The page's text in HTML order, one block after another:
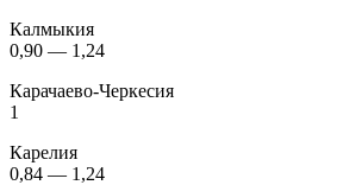
Калмыкия
0,90 — 1,24
Карачаево-Черкесия
1
Карелия
0,84 — 1,24